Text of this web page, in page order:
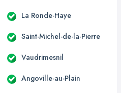
La Ronde-Haye
Saint-Michel-de-la-Pierre
Vaudrimesnil
Angoville-au-Plain